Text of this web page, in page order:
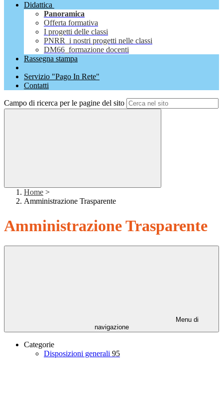
Didattica
Panoramica
Offerta formativa
I progetti delle classi
PNRR_i nostri progetti nelle classi
DM66_formazione docenti
Rassegna stampa
Servizio "Pago In Rete"
Contatti
Campo di ricerca per le pagine del sito
Home >
Amministrazione Trasparente
Amministrazione Trasparente
Menu di
navigazione
Categorie
Disposizioni generali 95